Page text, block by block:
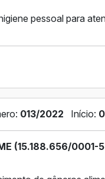
pessoal para
013/2022 Início:
(15.188.656/0001-